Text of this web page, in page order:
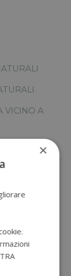
VICINO A
IL NOSTRO
LA
×